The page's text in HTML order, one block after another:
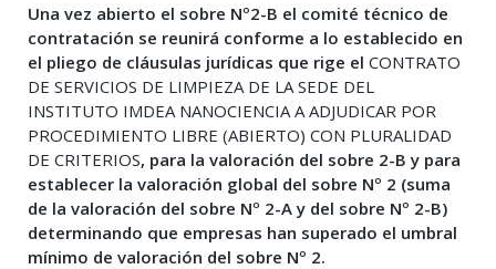
Una vez abierto el sobre Nº2-B el comité técnico de
contratación se reunirá conforme a lo establecido en
el pliego de cláusulas jurídicas que rige el CONTRATO
DE SERVICIOS DE LIMPIEZA DE LA SEDE DEL
INSTITUTO IMDEA NANOCIENCIA A ADJUDICAR POR
PROCEDIMIENTO LIBRE (ABIERTO) CON PLURALIDAD
DE CRITERIOS, para la valoración del sobre 2-B y para
establecer la valoración global del sobre Nº 2 (suma
de la valoración del sobre Nº 2-A y del sobre Nº 2-B)
determinando que empresas han superado el umbral
mínimo de valoración del sobre Nº 2.